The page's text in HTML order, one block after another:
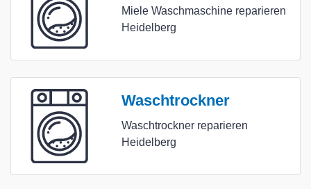
Miele Waschmaschine reparieren
Heidelberg
Waschtrockner
Waschtrockner reparieren
Heidelberg